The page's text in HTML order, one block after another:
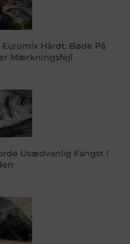
Hårdt: Bøde På
Mærkningsfejl
Usædvanlig Fangst I